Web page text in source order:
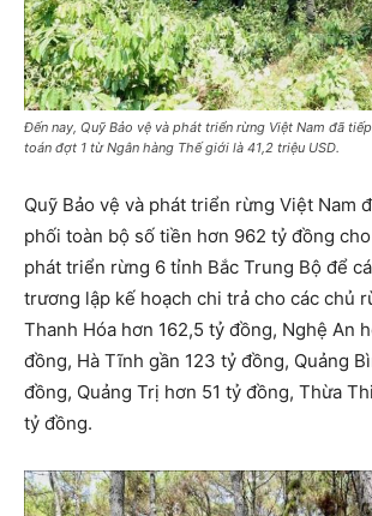
Đến nay, Quỹ Bảo vệ và phát triển rừng Việt Nam đã
toán đợt 1 từ Ngân hàng Thế giới là 41,2 triệu USD.
Quỹ Bảo vệ và phát triển rừng Việt Nam
phối toàn bộ số tiền hơn 962 tỷ đồng
phát triển rừng 6 tỉnh Bắc Trung Bộ để
trương lập kế hoạch chi trả cho các chủ
Thanh Hóa hơn 162,5 tỷ đồng, Nghệ An
đồng, Hà Tĩnh gần 123 tỷ đồng, Quảng
đồng, Quảng Trị hơn 51 tỷ đồng, Thừa
tỷ đồng.